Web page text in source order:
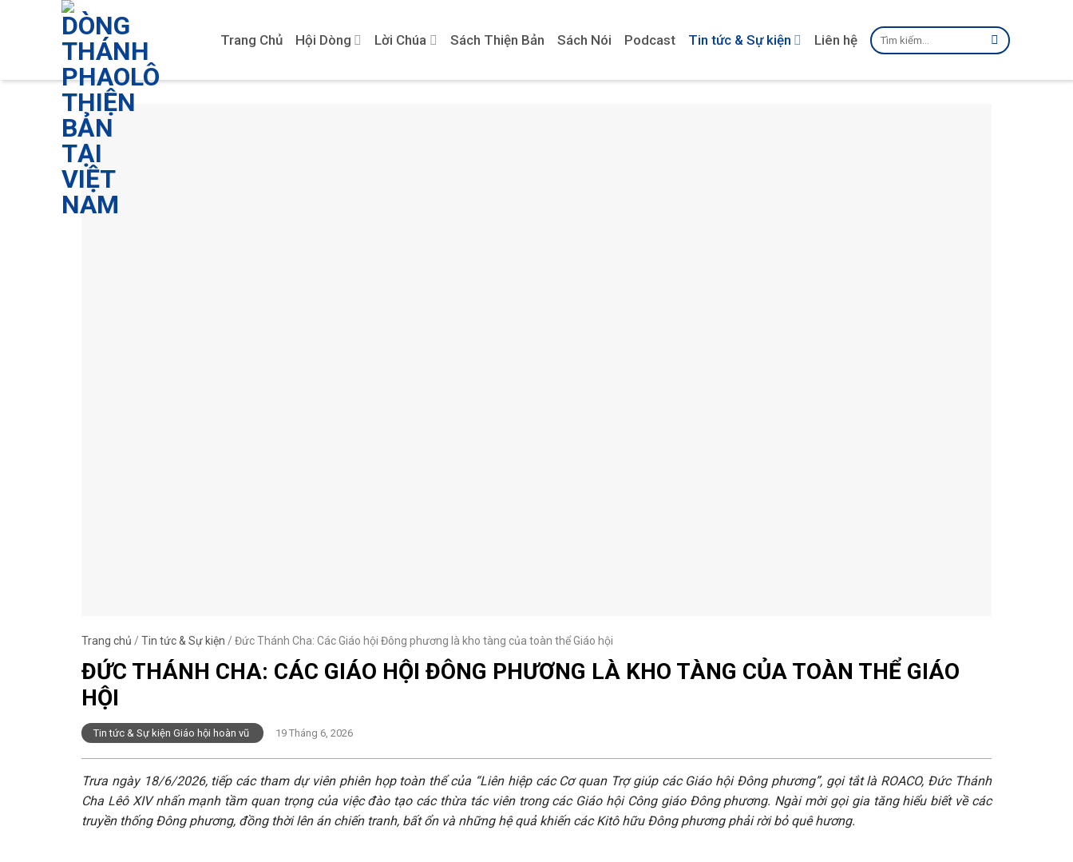
Trang Chủ Hội Dòng Lời Chúa Sách Thiện Bản Sách Nói Podcast Tin tức & Sự kiện Liên hệ
Tìm
kiếm:
Trang chủ / Tin tức & Sự kiện / Đức Thánh Cha: Các Giáo hội Đông phương là kho tàng của toàn thể Giáo hội
ĐỨC THÁNH CHA: CÁC GIÁO HỘI ĐÔNG PHƯƠNG LÀ KHO TÀNG CỦA TOÀN THỂ GIÁO
HỘI
Tin tức & Sự kiện Giáo hội hoàn vũ 19 Tháng 6, 2026
Trưa ngày 18/6/2026, tiếp các tham dự viên phiên họp toàn thể của “Liên hiệp các Cơ quan Trợ giúp các Giáo hội Đông phương”, gọi tắt là ROACO, Đức Thánh
Cha Lêô XIV nhấn mạnh tầm quan trọng của việc đào tạo các thừa tác viên trong các Giáo hội Công giáo Đông phương. Ngài mời gọi gia tăng hiểu biết về các
truyền thống Đông phương, đồng thời lên án chiến tranh, bất ổn và những hệ quả khiến các Kitô hữu Đông phương phải rời bỏ quê hương.